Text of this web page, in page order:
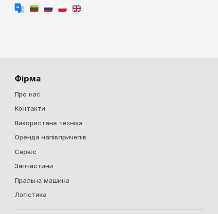
Фірма
Про нас
Контакти
Використана техніка
Оренда напівпричепів
Сервіс
Запчастини
Пральна машина
Логістика